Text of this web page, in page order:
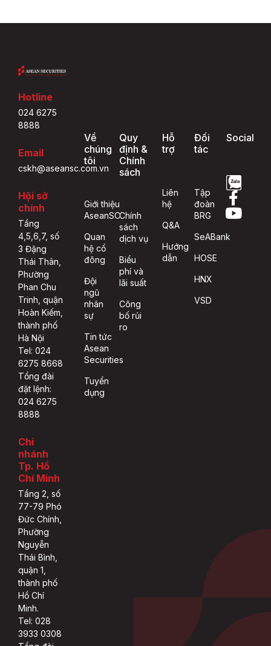
Hotline
024 6275
8888
Email
cskh@aseansc.com.vn
Hội sở
chính
Tầng
4,5,6,7, số
3 Đặng
Thái Thân,
Phường
Phan Chu
Trinh, quận
Hoàn Kiếm,
thành phố
Hà Nội
Tel: 024
6275 8668
Tổng đài
đặt lệnh:
024 6275
8888
Chi
nhánh
Tp. Hồ
Chí Minh
Tầng 2, số
77-79 Phó
Đức Chính,
Phường
Nguyễn
Thái Bình,
quận 1,
thành phố
Hồ Chí
Minh.
Tel: 028
3933 0308
Về
chúng
tôi
Giới thiệu
AseanSC
Quan
hệ cổ
đông
Đội
ngũ
nhân
sự
Tin tức
Asean
Securities
Tuyển
dụng
Quy
định &
Chính
sách
Chính
sách
dịch vụ
Biểu
phí và
lãi suất
Công
bố rủi
ro
Hỗ
trợ
Liên
hệ
Q&A
Hướng
dẫn
Đối
tác
Tập
đoàn
BRG
SeABank
HOSE
HNX
VSD
Social